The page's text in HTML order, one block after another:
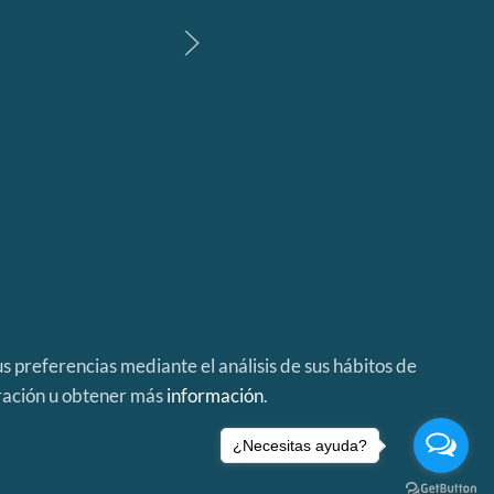
mediante el análisis de sus hábitos de
u obtener másinformación.
¿Necesitas ayuda?